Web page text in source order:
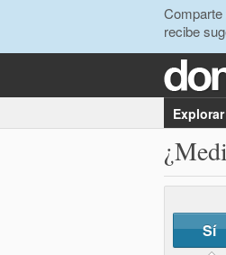
recibe
Sí